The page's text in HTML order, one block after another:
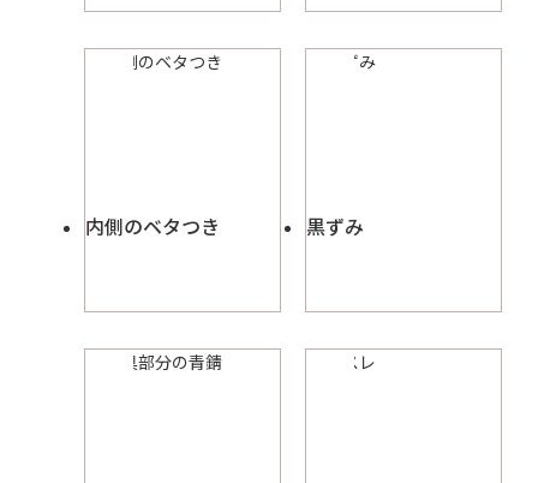
内側のベタつき 黒ずみ